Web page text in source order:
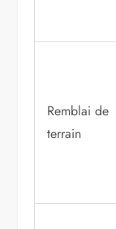
Remblai de
terrain